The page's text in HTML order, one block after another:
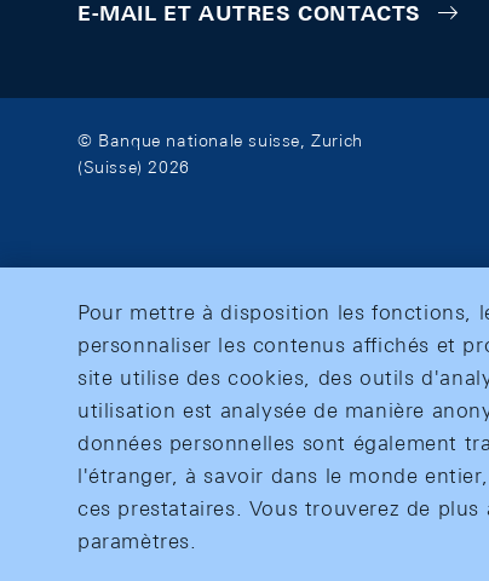
E-MAIL ET AUTRES CONTACTS
© Banque nationale suisse, Zurich
(Suisse) 2026
Pour mettre à disposition les fonctions,
personnaliser les contenus affichés et
site utilise des cookies, des outils
utilisation est analysée de manière
données personnelles sont également
l'étranger, à savoir dans le monde
ces prestataires. Vous trouverez de
paramètres.